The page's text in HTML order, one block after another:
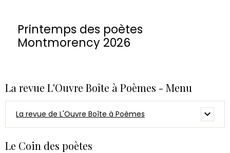
Printemps des poètes
Montmorency 2026
La revue L'Ouvre Boîte à Poèmes - Menu
La revue de L'Ouvre Boîte à Poèmes
Le Coin des poètes